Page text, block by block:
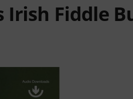
Irish Fiddle